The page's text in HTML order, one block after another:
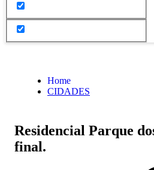
Home
CIDADES
Residencial Parque
final.